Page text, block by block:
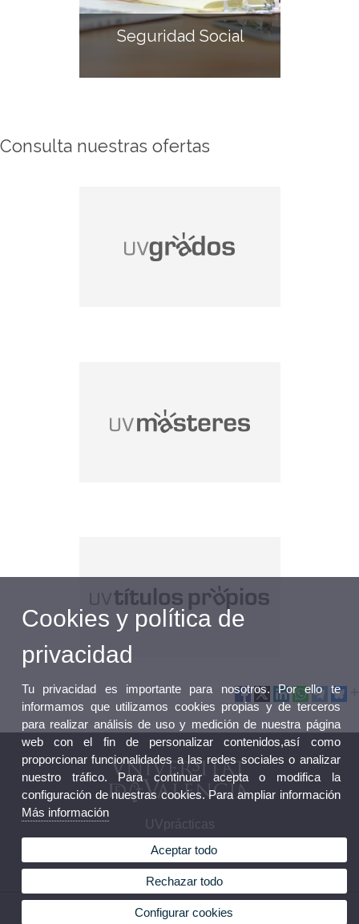
Seguridad Social
Consulta nuestras ofertas
UVprácticas
© 2026 UV. - UVprácticas - Espai Vives. Avenida Blasco Ibañez, 23. 46010 Valencia.
uvpracticas@uv.es
Cookies y política de
privacidad
Tu privacidad es importante para nosotros. Por ello te
informamos que utilizamos cookies propias y de terceros
para realizar análisis de uso y medición de nuestra página
web con el fin de personalizar contenidos,así como
proporcionar funcionalidades a las redes sociales o analizar
nuestro tráfico. Para continuar acepta o modifica la
configuración de nuestras cookies. Para ampliar información
Más información
Aceptar todo
Rechazar todo
Configurar cookies